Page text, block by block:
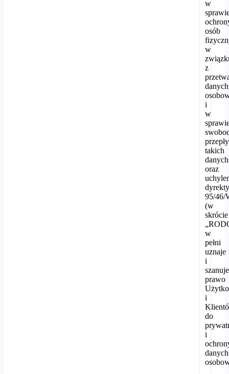
w
osób
w
z
danych
i
w
takich
danych
oraz
95/46/
(w
skrócie
w
pełni
uznaje
i
szanuje
prawo
i
do
i
danych